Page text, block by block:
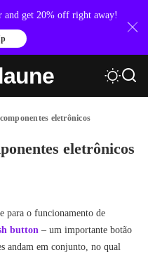
and get 20% off right away!
eletrônicos
eletrônicos
para o funcionamento de
button – um importante botão
andam em conjunto, no qual